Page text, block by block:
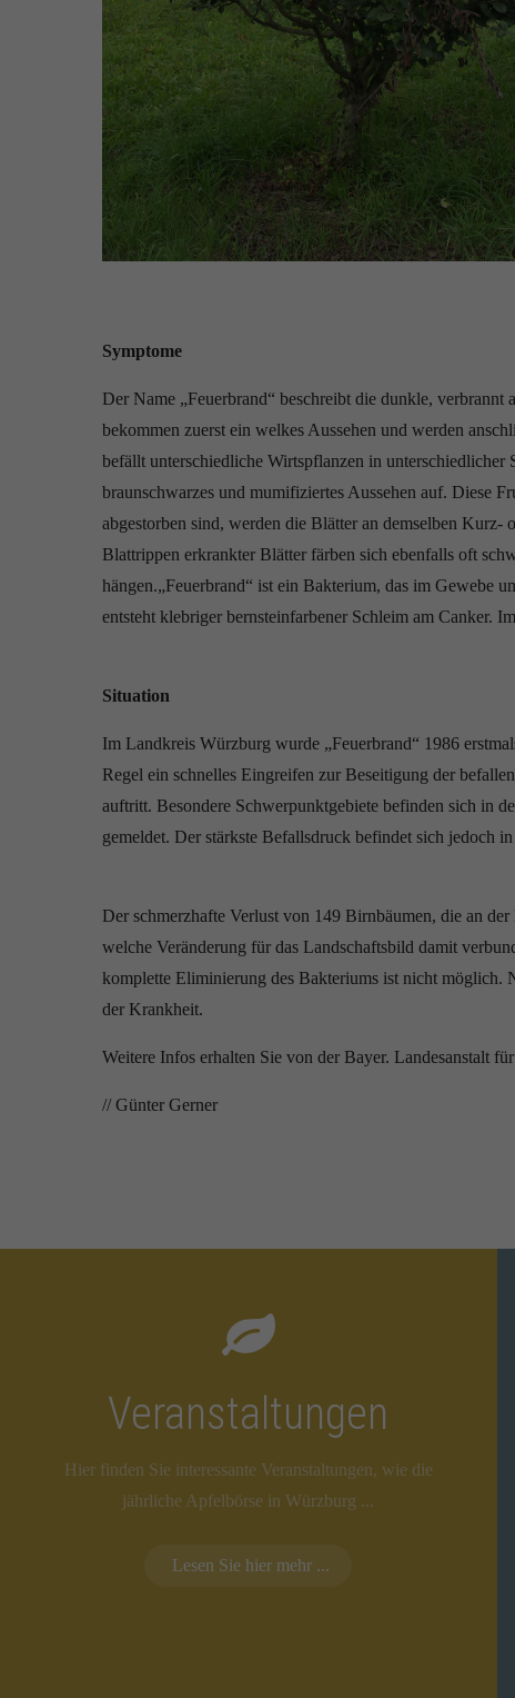
Symptome
Der Name „Feuerbrand“ beschreibt die dunkle,
bekommen zuerst ein welkes Aussehen und werden
befällt unterschiedliche Wirtspflanzen in
braunschwarzes und mumifiziertes Aussehen auf. Diese
abgestorben sind, werden die Blätter an demselben
Blattrippen erkrankter Blätter färben sich ebenfalls oft
hängen.„Feuerbrand“ ist ein Bakterium, das im Gewebe
entsteht klebriger bernsteinfarbener Schleim am Canker.
Situation
Im Landkreis Würzburg wurde „Feuerbrand“ 1986
Regel ein schnelles Eingreifen zur Beseitigung der
auftritt. Besondere Schwerpunktgebiete befinden sich in
gemeldet. Der stärkste Befallsdruck befindet sich jedoch
Der schmerzhafte Verlust von 149 Birnbäumen, die an
welche Veränderung für das Landschaftsbild damit
komplette Eliminierung des Bakteriums ist nicht möglich.
der Krankheit.
Weitere Infos erhalten Sie von der Bayer. Landesanstalt
// Günter Gerner
Veranstaltungen
Hier finden Sie interessante Veranstaltungen, wie die
jährliche Apfelbörse in Würzburg ...
Lesen Sie hier mehr ...